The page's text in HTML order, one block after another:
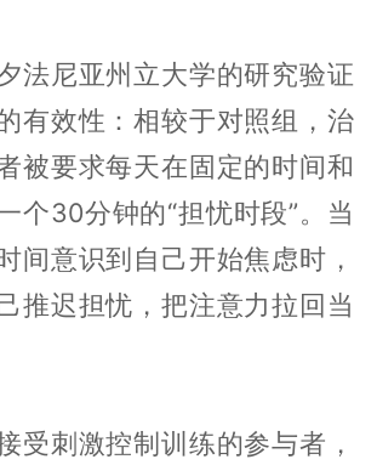
法尼亚州立大学的研究验证
有效性：相较于对照组，治
被要求每天在固定的时间和
个30分钟的“担忧时段”。当
间意识到自己开始焦虑时，
推迟担忧，把注意力拉回当
受刺激控制训练的参与者，